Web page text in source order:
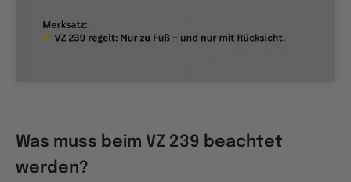
Was muss beim VZ 239 beachtet
werden?